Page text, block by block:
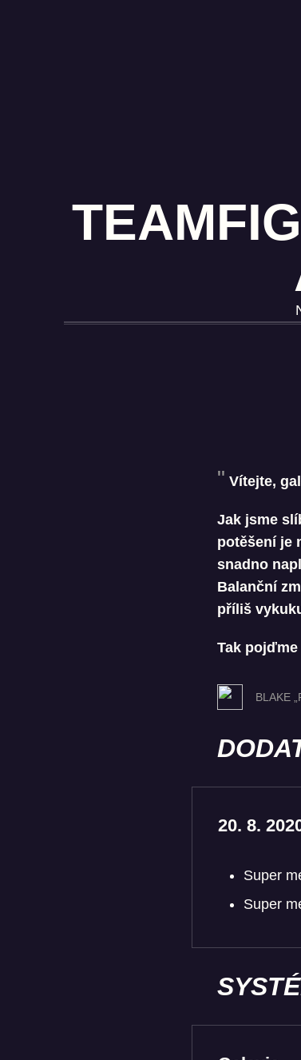
Vítejte,
Jak jsme
potěšení je
snadno
Balanční
příliš
Tak pojďme
BLAKE
20. 8.
Super
Super